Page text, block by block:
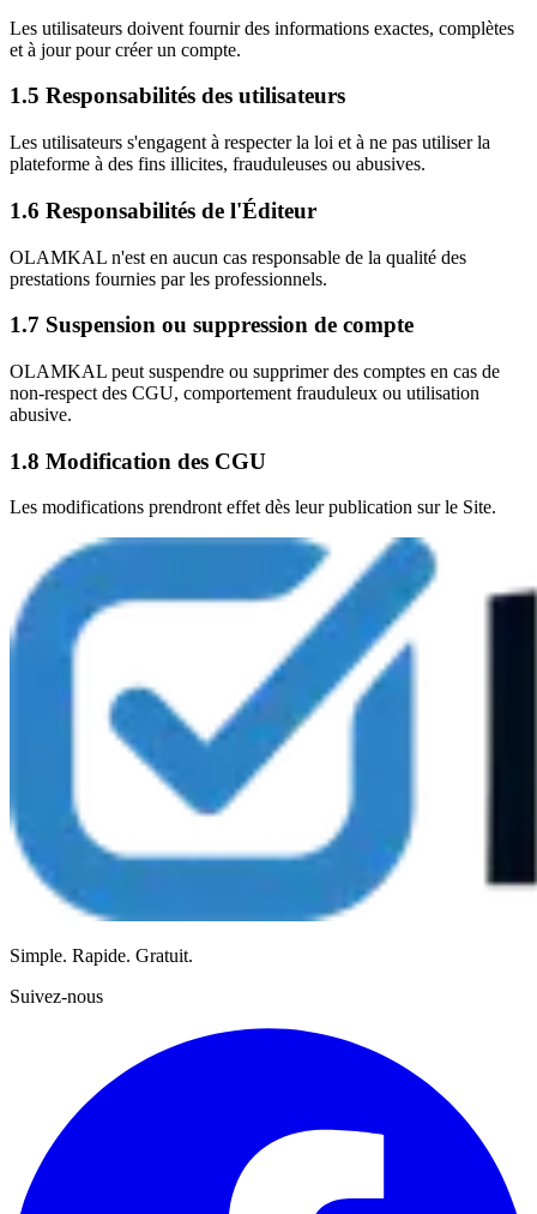
Les utilisateurs doivent fournir des informations exactes, complètes
et à jour pour créer un compte.
1.5 Responsabilités des utilisateurs
Les utilisateurs s'engagent à respecter la loi et à ne pas utiliser la
plateforme à des fins illicites, frauduleuses ou abusives.
1.6 Responsabilités de l'Éditeur
OLAMKAL n'est en aucun cas responsable de la qualité des
prestations fournies par les professionnels.
1.7 Suspension ou suppression de compte
OLAMKAL peut suspendre ou supprimer des comptes en cas de
non-respect des CGU, comportement frauduleux ou utilisation
abusive.
1.8 Modification des CGU
Les modifications prendront effet dès leur publication sur le Site.
Simple. Rapide. Gratuit.
Suivez-nous